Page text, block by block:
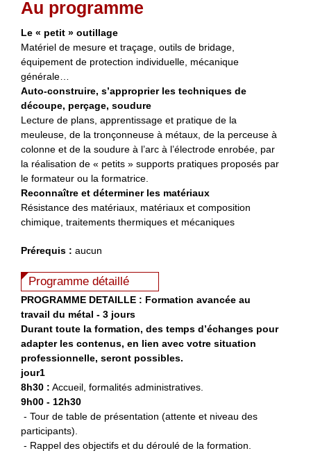
Au programme
Le « petit » outillage
Matériel de mesure et traçage, outils de bridage,
équipement de protection individuelle, mécanique
générale…
Auto-construire, s’approprier les techniques de
découpe, perçage, soudure
Lecture de plans, apprentissage et pratique de la
meuleuse, de la tronçonneuse à métaux, de la perceuse à
colonne et de la soudure à l’arc à l’électrode enrobée, par
la réalisation de « petits » supports pratiques proposés par
le formateur ou la formatrice.
Reconnaître et déterminer les matériaux
Résistance des matériaux, matériaux et composition
chimique, traitements thermiques et mécaniques
Prérequis : aucun
Programme détaillé
PROGRAMME DETAILLE : Formation avancée au
travail du métal - 3 jours
Durant toute la formation, des temps d’échanges pour
adapter les contenus, en lien avec votre situation
professionnelle, seront possibles.
jour1
8h30 : Accueil, formalités administratives.
9h00 - 12h30
- Tour de table de présentation (attente et niveau des
participants).
- Rappel des objectifs et du déroulé de la formation.